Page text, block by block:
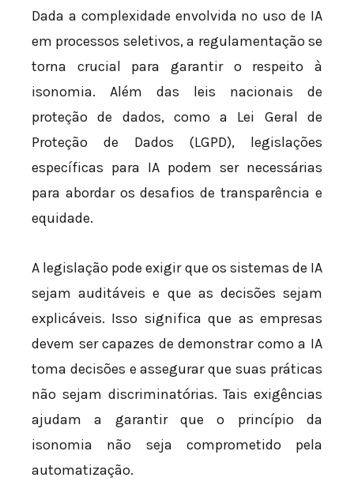
Dada a complexidade envolvida no uso de IA
em processos seletivos, a regulamentação se
torna crucial para garantir o respeito à
isonomia. Além das leis nacionais de
proteção de dados, como a Lei Geral de
Proteção de Dados (LGPD), legislações
específicas para IA podem ser necessárias
para abordar os desafios de transparência e
equidade.
A legislação pode exigir que os sistemas de IA
sejam auditáveis e que as decisões sejam
explicáveis. Isso significa que as empresas
devem ser capazes de demonstrar como a IA
toma decisões e assegurar que suas práticas
não sejam discriminatórias. Tais exigências
ajudam a garantir que o princípio da
isonomia não seja comprometido pela
automatização.